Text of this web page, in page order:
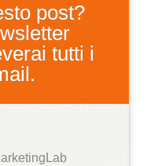
post?
tutti i